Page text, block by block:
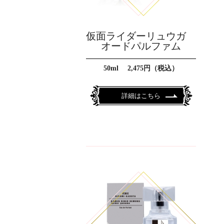
仮面ライダーリュウガ
オードパルファム
50ml 2,475円（税込）
詳細はこちら